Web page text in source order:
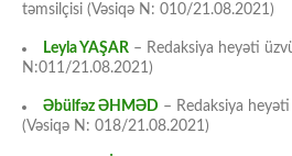
təmsilçisi (Vəsiqə N: 010/21.08.2021)
Leyla YAŞAR – Redaksiya heyəti
N:011/21.08.2021)
Əbülfəz ƏHMƏD – Redaksiya
(Vəsiqə N: 018/21.08.2021)